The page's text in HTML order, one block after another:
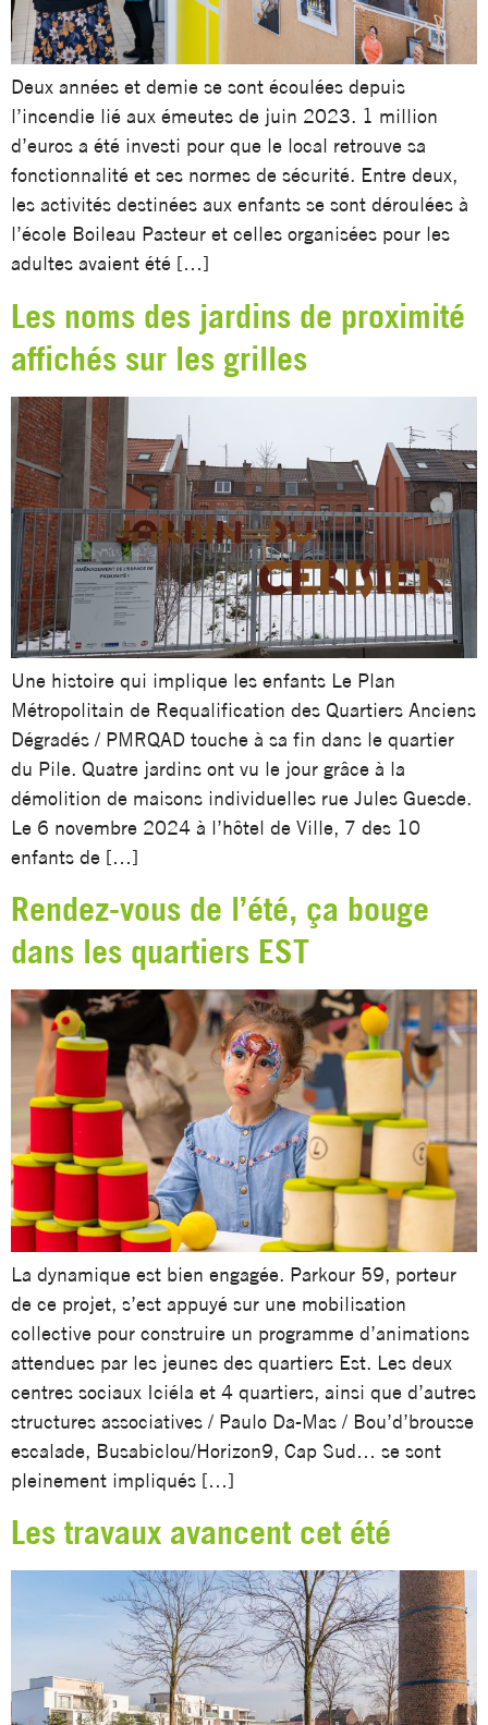
Deux années et demie se sont écoulées depuis
l’incendie lié aux émeutes de juin 2023. 1 million
d’euros a été investi pour que le local retrouve sa
fonctionnalité et ses normes de sécurité. Entre deux,
les activités destinées aux enfants se sont déroulées à
l’école Boileau Pasteur et celles organisées pour les
adultes avaient été […]
Les noms des jardins de proximité
affichés sur les grilles
Une histoire qui implique les enfants Le Plan
Métropolitain de Requalification des Quartiers Anciens
Dégradés / PMRQAD touche à sa fin dans le quartier
du Pile. Quatre jardins ont vu le jour grâce à la
démolition de maisons individuelles rue Jules Guesde.
Le 6 novembre 2024 à l’hôtel de Ville, 7 des 10
enfants de […]
Rendez-vous de l’été, ça bouge
dans les quartiers EST
La dynamique est bien engagée. Parkour 59, porteur
de ce projet, s’est appuyé sur une mobilisation
collective pour construire un programme d’animations
attendues par les jeunes des quartiers Est. Les deux
centres sociaux Iciéla et 4 quartiers, ainsi que d’autres
structures associatives / Paulo Da-Mas / Bou’d’brousse
escalade, Busabiclou/Horizon9, Cap Sud… se sont
pleinement impliqués […]
Les travaux avancent cet été